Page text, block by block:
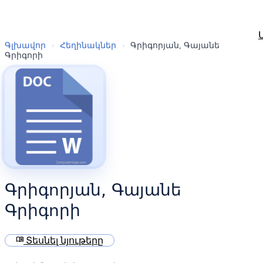
Գլխավոր › Հեղինակներ ›
Գրիգորյան, Գայանե
Գրիգորի
Գրիգորյան, Գայանե
Գրիգորի
menu_book Տեսնել նյութերը